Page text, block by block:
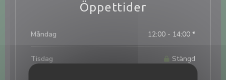
Öppettider
Måndag 12:00 - 14:00 *
Tisdag Stängd